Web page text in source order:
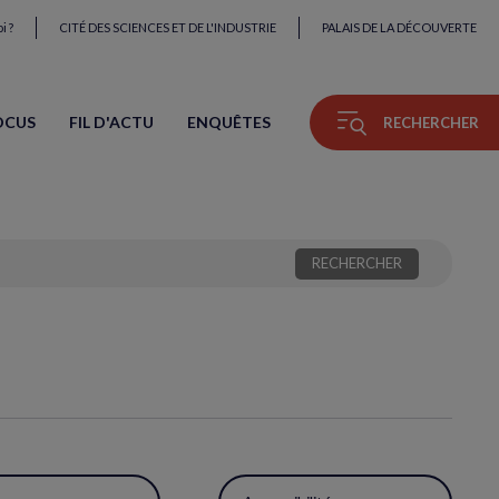
? CITÉ DES SCIENCES ET DE L'INDUSTRIE PALAIS DE LA DÉCOUVERTE
FIL D'ACTU ENQUÊTES RECHERCHER